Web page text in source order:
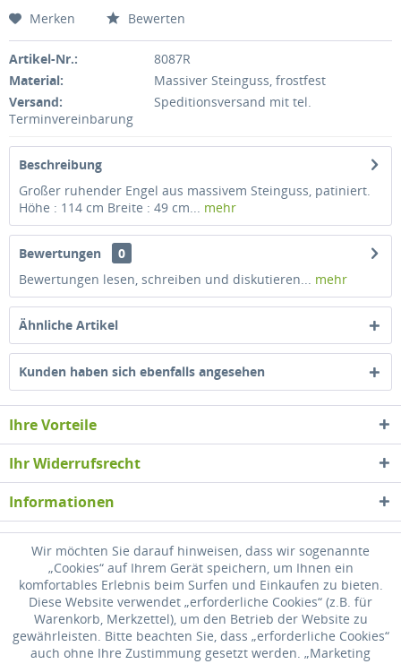
Merken Bewerten
Artikel-Nr.:
8087R
Material:
Massiver Steinguss, frostfest
Versand:
Speditionsversand mit tel.
Terminvereinbarung
Beschreibung
Großer ruhender Engel aus massivem Steinguss, patiniert.
Höhe : 114 cm Breite : 49 cm... mehr
Bewertungen
0
Bewertungen lesen, schreiben und diskutieren... mehr
Ähnliche Artikel
Kunden haben sich ebenfalls angesehen
Ihre Vorteile
Ihr Widerrufsrecht
Informationen
* Alle Preise inkl. gesetzl. Mehrwertsteuer zzgl.Versandkosten, wenn nicht
anders beschrieben
Widerrufsrecht Versandkosten Datenschutz Zahlung
Wir möchten Sie darauf hinweisen, dass wir sogenannte
„Cookies“ auf Ihrem Gerät speichern, um Ihnen ein
komfortables Erlebnis beim Surfen und Einkaufen zu bieten.
Diese Website verwendet „erforderliche Cookies“ (z.B. für
Warenkorb, Merkzettel), um den Betrieb der Website zu
gewährleisten. Bitte beachten Sie, dass „erforderliche Cookies“
auch ohne Ihre Zustimmung gesetzt werden. „Marketing